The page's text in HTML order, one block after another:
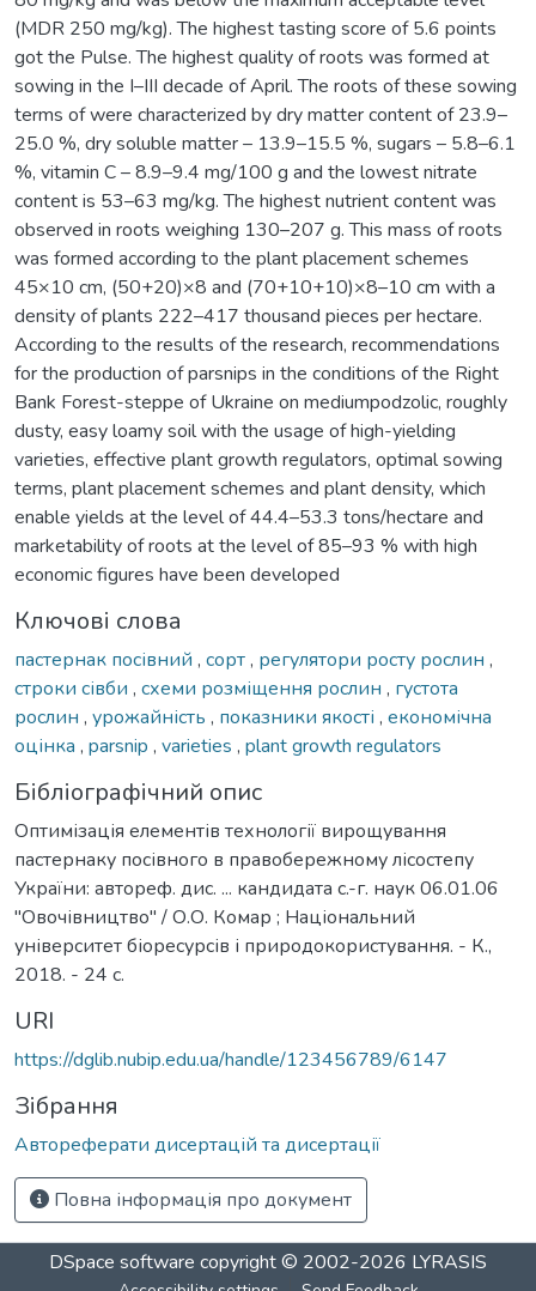
(MDR 250 mg/kg). The highest tasting score of 5.6 points
got the Pulse. The highest quality of roots was formed at
sowing in the I–III decade of April. The roots of these sowing
terms of were characterized by dry matter content of 23.9–
25.0 %, dry soluble matter – 13.9–15.5 %, sugars – 5.8–6.1
%, vitamin C – 8.9–9.4 mg/100 g and the lowest nitrate
content is 53–63 mg/kg. The highest nutrient content was
observed in roots weighing 130–207 g. This mass of roots
was formed according to the plant placement schemes
45×10 cm, (50+20)×8 and (70+10+10)×8–10 cm with a
density of plants 222–417 thousand pieces per hectare.
According to the results of the research, recommendations
for the production of parsnips in the conditions of the Right
Bank Forest-steppe of Ukraine on mediumpodzolic, roughly
dusty, easy loamy soil with the usage of high-yielding
varieties, effective plant growth regulators, optimal sowing
terms, plant placement schemes and plant density, which
enable yields at the level of 44.4–53.3 tons/hectare and
marketability of roots at the level of 85–93 % with high
economic figures have been developed
Ключові слова
пастернак посівний , сорт, регулятори росту рослин ,
строки сівби , схеми розміщення рослин , густота
рослин , урожайність , показники якості , економічна
оцінка , parsnip , varieties , plant growth regulators
Бібліографічний опис
Оптимізація елементів технології вирощування
пастернаку посівного в правобережному лісостепу
України: автореф. дис. ... кандидата с.-г. наук 06.01.06
"Овочівництво" / О.О. Комар ; Національний
університет біоресурсів і природокористування. - К.,
2018. - 24 с.
URI
https://dglib.nubip.edu.ua/handle/123456789/6147
Зібрання
Автореферати дисертацій та дисертації
Повна інформація про документ
DSpace software copyright © 2002-2026 LYRASIS